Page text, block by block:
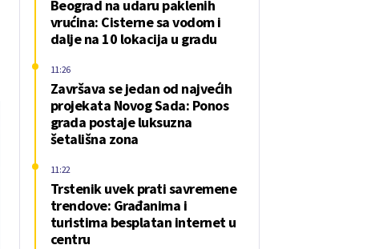
Beograd na udaru paklenih
vrućina: Cisterne sa vodom i
dalje na 10 lokacija u gradu
Završava se jedan od najvećih
projekata Novog Sada: Ponos
grada postaje luksuzna
šetališna zona
11:26
Trstenik uvek prati savremene
trendove: Građanima i
turistima besplatan internet u
centru
11:22